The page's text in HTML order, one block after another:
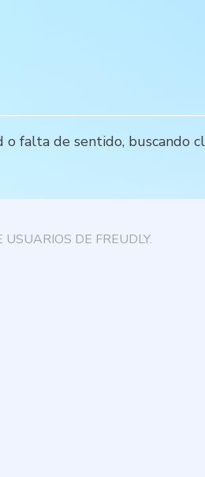
o falta de sentido, buscando
DE FREUDLY.